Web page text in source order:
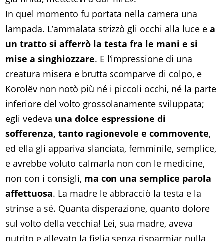
In quel momento fu portata nella camera una
lampada. L’ammalata strizzò gli occhi alla luce e a
un tratto si afferrò la testa fra le mani e si
mise a singhiozzare. E l’impressione di una
creatura misera e brutta scomparve di colpo, e
Korolëv non notò più né i piccoli occhi, né la parte
inferiore del volto grossolanamente sviluppata;
egli vedeva una dolce espressione di
sofferenza, tanto ragionevole e commovente,
ed ella gli appariva slanciata, femminile, semplice,
e avrebbe voluto calmarla non con le medicine,
non con i consigli, ma con una semplice parola
affettuosa. La madre le abbracciò la testa e la
strinse a sé. Quanta disperazione, quanto dolore
sul volto della vecchia! Lei, sua madre, aveva
nutrito e allevato la figlia senza risparmiar nulla,